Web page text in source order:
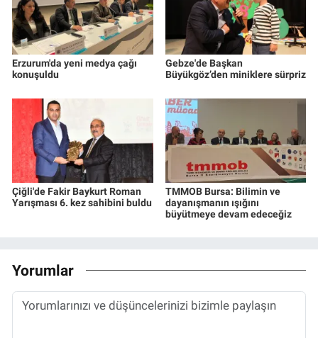
Erzurum'da yeni medya çağı
konuşuldu
Gebze'de Başkan
Büyükgöz’den miniklere sürpriz
Çiğli'de Fakir Baykurt Roman
Yarışması 6. kez sahibini buldu
TMMOB Bursa: Bilimin ve
dayanışmanın ışığını
büyütmeye devam edeceğiz
Yorumlar